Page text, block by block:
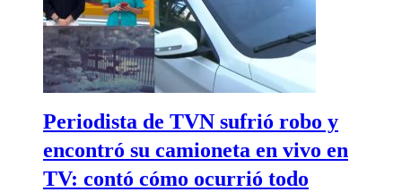
Periodista de TVN sufrió robo y
encontró su camioneta en vivo en
TV: contó cómo ocurrió todo